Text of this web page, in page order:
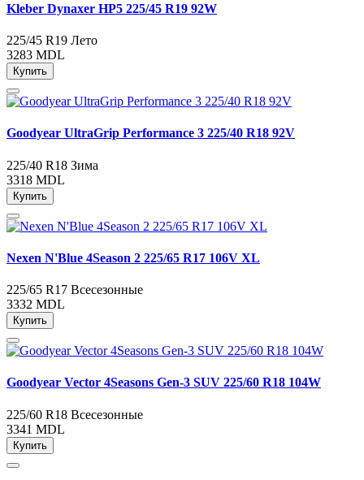
Kleber Dynaxer HP5 225/45 R19 92W
225/45 R19 Лето
3283 MDL
Купить
Goodyear UltraGrip Performance 3 225/40 R18 92V
225/40 R18 Зима
3318 MDL
Купить
Nexen N'Blue 4Season 2 225/65 R17 106V XL
225/65 R17 Всесезонные
3332 MDL
Купить
Goodyear Vector 4Seasons Gen-3 SUV 225/60 R18 104W
225/60 R18 Всесезонные
3341 MDL
Купить